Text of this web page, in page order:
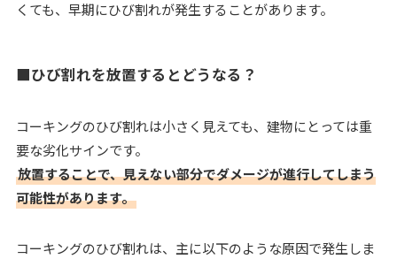
くても、早期にひび割れが発生することがあります。
■ひび割れを放置するとどうなる？
コーキングのひび割れは小さく見えても、建物にとっては重
要な劣化サインです。
放置することで、見えない部分でダメージが進行してしまう
可能性があります。
コーキングのひび割れは、主に以下のような原因で発生しま